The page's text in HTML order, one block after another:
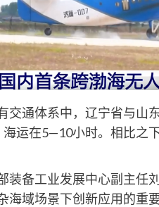
交通体系中，辽宁省与山
运在5—10小时。相比之
装备工业发展中心副主任
海域场景下创新应用的重